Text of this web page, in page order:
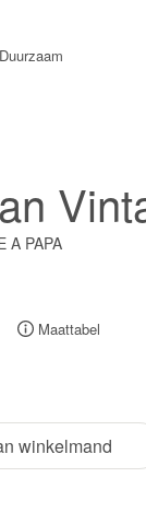
Duurzaam
A PAPA
Maattabel
winkelmand